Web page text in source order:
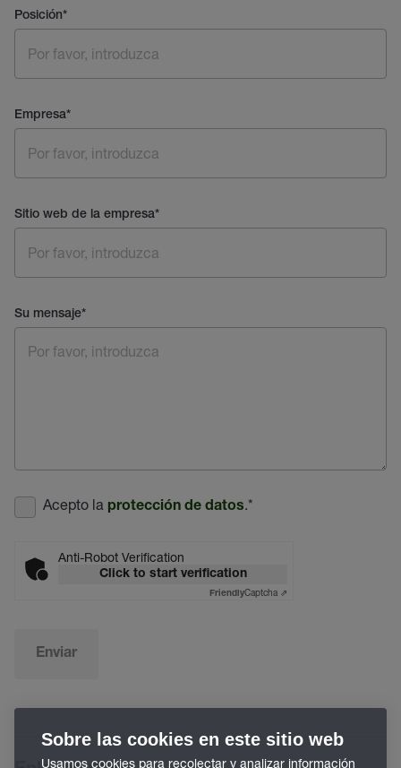
Posición*
Empresa*
Sitio web de la empresa*
Su mensaje*
Acepto la protección de datos.*
Anti-Robot Verification
Click to start verification
FriendlyCaptcha ⇗
Enviar
Sobre las cookies en este sitio web
Usamos cookies para recolectar y analizar información